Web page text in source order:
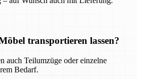
transportieren lassen?
auch Teilumzüge oder einzelne
Bedarf.